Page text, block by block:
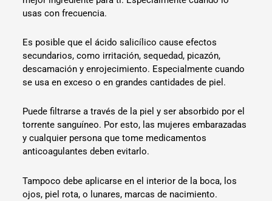
usas con frecuencia.
Es posible que el ácido salicílico cause efectos
secundarios, como irritación, sequedad, picazón,
descamación y enrojecimiento. Especialmente cuando
se usa en exceso o en grandes cantidades de piel.
Puede filtrarse a través de la piel y ser absorbido por el
torrente sanguíneo. Por esto, las mujeres embarazadas
y cualquier persona que tome medicamentos
anticoagulantes deben evitarlo.
Tampoco debe aplicarse en el interior de la boca, los
ojos, piel rota, o lunares, marcas de nacimiento.